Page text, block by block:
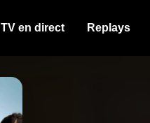
TV en direct Replays